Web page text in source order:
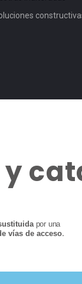
por una
vías de acceso.